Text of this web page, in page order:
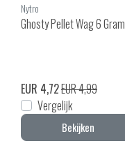
Nytro
Ghosty Pellet Wag 6 Gram
EUR 4,72EUR 4,99
Vergelijk
Bekijken